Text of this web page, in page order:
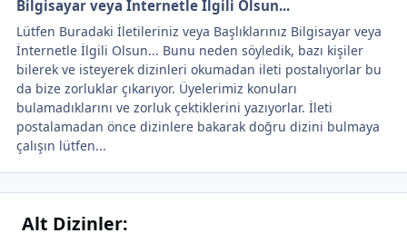
Bilgisayar veya İnternetle İlgili Olsun...
Lütfen Buradaki İletileriniz veya Başlıklarınız Bilgisayar veya
İnternetle İlgili Olsun... Bunu neden söyledik, bazı kişiler
bilerek ve isteyerek dizinleri okumadan ileti postalıyorlar bu
da bize zorluklar çıkarıyor. Üyelerimiz konuları
bulamadıklarını ve zorluk çektiklerini yazıyorlar. İleti
postalamadan önce dizinlere bakarak doğru dizini bulmaya
çalışın lütfen...
Alt Dizinler: